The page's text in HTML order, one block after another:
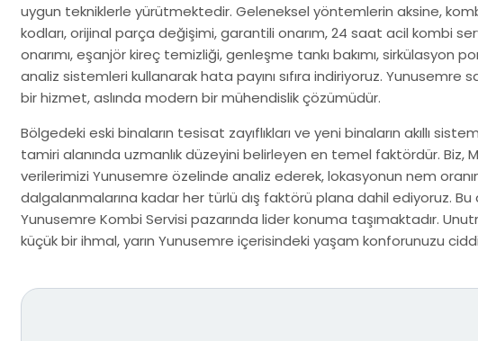
uygun tekniklerle yürütmektedir. Geleneksel yöntemlerin aksine,
kodları, orijinal parça değişimi, garantili onarım, 24 saat acil kombi
onarımı, eşanjör kireç temizliği, genleşme tankı bakımı, sirkülasyon
analiz sistemleri kullanarak hata payını sıfıra indiriyoruz. Yunusemre
bir hizmet, aslında modern bir mühendislik çözümüdür.
Bölgedeki eski binaların tesisat zayıflıkları ve yeni binaların akıllı
tamiri alanında uzmanlık düzeyini belirleyen en temel faktördür. Biz,
verilerimizi Yunusemre özelinde analiz ederek, lokasyonun nem
dalgalanmalarına kadar her türlü dış faktörü plana dahil ediyoruz. Bu
Yunusemre Kombi Servisi pazarında lider konuma taşımaktadır.
küçük bir ihmal, yarın Yunusemre içerisindeki yaşam konforunuzu